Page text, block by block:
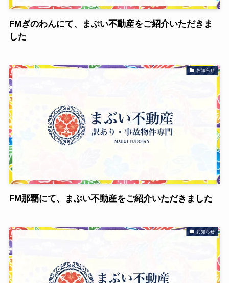
FMぎのわんにて、まぶい不動産をご紹介いただきま
した
お知らせ
FM那覇にて、まぶい不動産をご紹介いただきました
お知らせ